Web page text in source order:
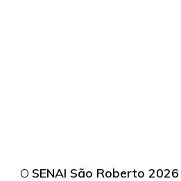
O SENAI São Roberto 2026